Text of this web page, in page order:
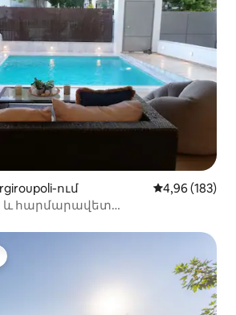
ում Միջին
4,96 (183)
հարմարավետ